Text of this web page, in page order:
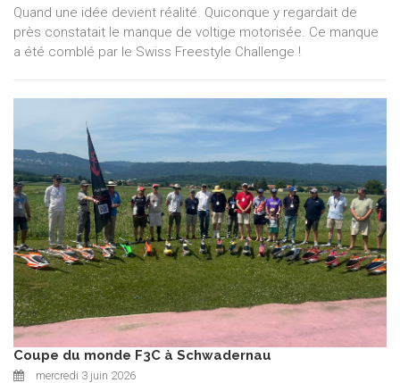
Quand une idée devient réalité. Quiconque y regardait de
près constatait le manque de voltige motorisée. Ce manque
a été comblé par le Swiss Freestyle Challenge !
Coupe du monde F3C à Schwadernau
mercredi 3 juin 2026